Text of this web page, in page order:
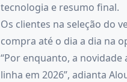
tecnologia e resumo final.
Os clientes na seleção do
compra até o dia a dia na
“Por enquanto, a
linha em 2026”, adianta